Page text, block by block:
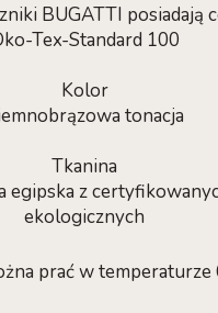
BUGATTI posiadają
Tex-Standard 100
Kolor
tonacja
Tkanina
egipska z
ekologicznych
prać w temperaturze